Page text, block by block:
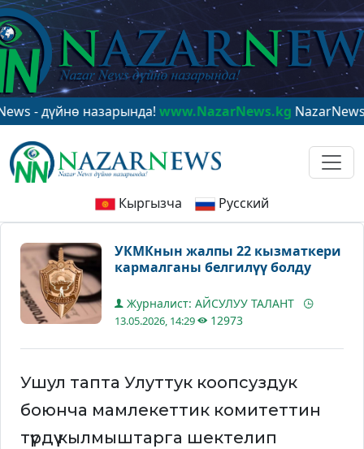
назарында!www.NazarNews.kgNazarNews - в
Кыргызча Русский
УКМКнын жалпы 22 кызматкери
кармалганы белгилүү болду
Журналист: АЙСУЛУУ ТАЛАНТ
13.05.2026, 14:29 12973
Ушул тапта Улуттук коопсуздук
боюнча мамлекеттик комитеттин
түрдүү кылмыштарга шектелип